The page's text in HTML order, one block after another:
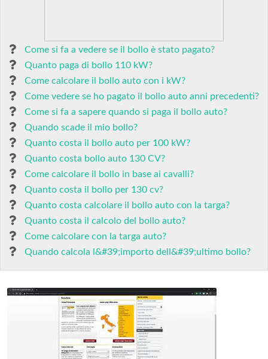
Come si fa a vedere se il bollo è stato pagato?
Quanto paga di bollo 110 kW?
Come calcolare il bollo auto con i kW?
Come vedere se ho pagato il bollo auto anni precedenti?
Come si fa a sapere quando si paga il bollo auto?
Quando scade il mio bollo?
Quanto costa il bollo auto per 100 kW?
Quanto costa bollo auto 130 CV?
Come calcolare il bollo in base ai cavalli?
Quanto costa il bollo per 130 cv?
Quanto costa calcolare il bollo auto con la targa?
Quanto costa il calcolo del bollo auto?
Come calcolare con la targa auto?
Quando calcola l&#39;importo dell&#39;ultimo bollo?